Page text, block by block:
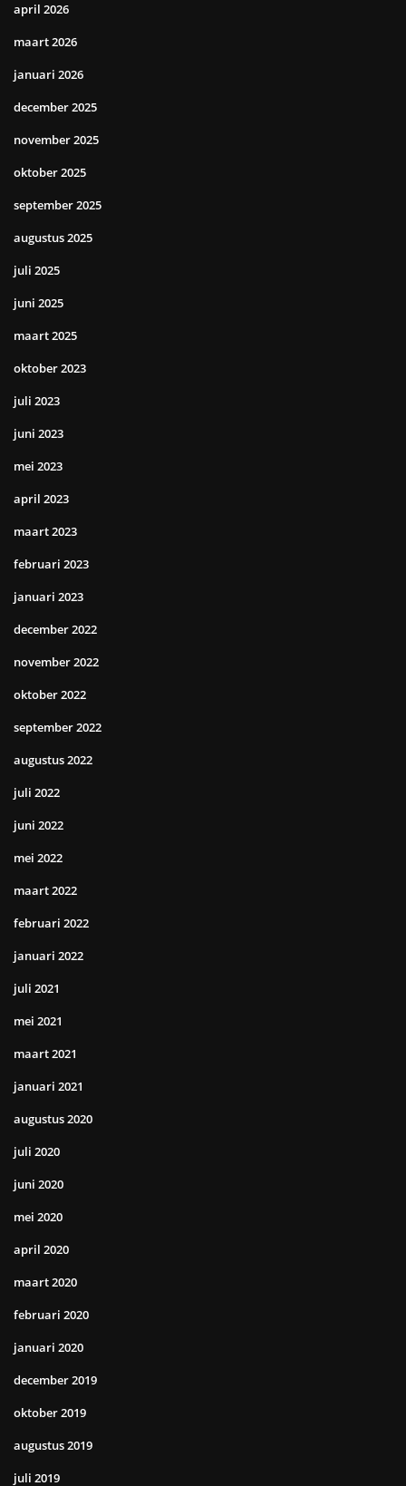
april 2026
maart 2026
januari 2026
december 2025
november 2025
oktober 2025
september 2025
augustus 2025
juli 2025
juni 2025
maart 2025
oktober 2023
juli 2023
juni 2023
mei 2023
april 2023
maart 2023
februari 2023
januari 2023
december 2022
november 2022
oktober 2022
september 2022
augustus 2022
juli 2022
juni 2022
mei 2022
maart 2022
februari 2022
januari 2022
juli 2021
mei 2021
maart 2021
januari 2021
augustus 2020
juli 2020
juni 2020
mei 2020
april 2020
maart 2020
februari 2020
januari 2020
december 2019
oktober 2019
augustus 2019
juli 2019